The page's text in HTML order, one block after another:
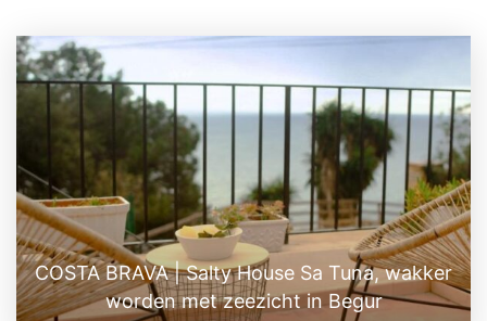
COSTA BRAVA | Salty House Sa Tuna, wakker
worden met zeezicht in Begur